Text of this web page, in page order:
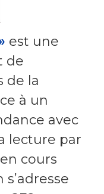
est une
de
de la
à un
avec
lecture par
cours